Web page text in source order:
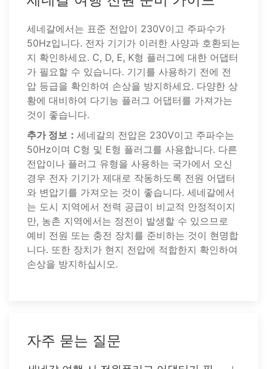
세네갈에서는 표준 전압이 230V이고 주파수가
50Hz입니다. 전자 기기가 이러한 사양과 호환되는
지 확인하세요. C, D, E, K형 플러그에 대한 어댑터
가 필요할 수 있습니다. 기기를 사용하기 전에 전
압 등급을 확인하여 손상을 방지하세요. 다양한 상
황에 대비하여 다기능 플러그 어댑터를 가져가는
것이 좋습니다.
추가 정보： 세네갈의 전압은 230V이고 주파수는
50Hz이며 C형 및 E형 플러그를 사용합니다. 다른
전압이나 플러그 유형을 사용하는 국가에서 오신
경우 전자 기기가 제대로 작동하도록 전원 어댑터
와 변압기를 가져오는 것이 좋습니다. 세네갈에서
는 도시 지역에서 전력 공급이 비교적 안정적이지
만, 농촌 지역에서는 정전이 발생할 수 있으므로
예비 전원 또는 충전 장치를 준비하는 것이 현명합
니다. 또한 장치가 현지 전압에 적합한지 확인하여
손상을 방지하십시오.
자주 묻는 질문